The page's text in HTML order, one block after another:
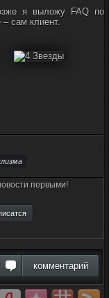
я выложу FAQ по
сам клиент.
первыми!
комментарий